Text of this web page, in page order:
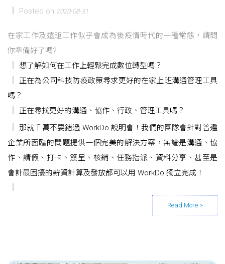
Posted on 2020-08-31
在家工作及遠距工作似乎會成為後疫情時代的一種常態，請問
你準備好了嗎?
想了解如何在工作上輕鬆完成數位轉型嗎？
正在為公司科技防疫政策尋求更好的在家上班溝通管理工具
嗎？
正在尋找更好的溝通、協作、行政、管理工具嗎？
那就千萬不要錯過 WorkDo 說明會！我們的團隊會針對普遍
企業所面臨的問題提供一個完美的解決方案，無論是溝通、協
作、請假、打卡、簽呈、核銷、任務指派、資料分享、甚至是
會計最困擾的薪資計算及發放都可以用 WorkDo 獨立完成！